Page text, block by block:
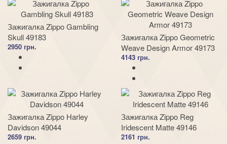
Зажигалка Zippo Gambling
Skull 49183
2950 грн.
Зажигалка Zippo Geometric
Weave Design Armor 49173
4143 грн.
Зажигалка Zippo Harley
Davidson 49044
2659 грн.
Зажигалка Zippo Reg
Iridescent Matte 49146
2161 грн.